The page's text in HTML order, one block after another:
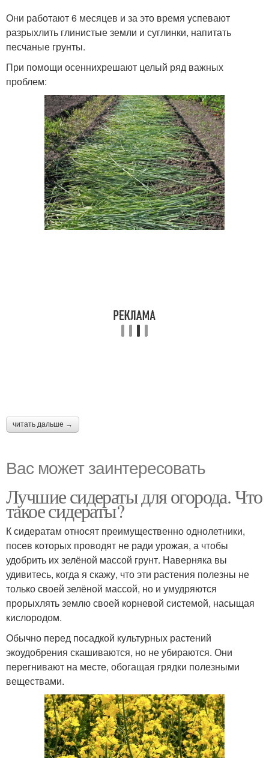
Они работают 6 месяцев и за это время успевают
разрыхлить глинистые земли и суглинки, напитать
песчаные грунты.
При помощи осеннихрешают целый ряд важных
проблем:
читать дальше →
Вас может заинтересовать
Лучшие сидераты для огорода. Что
такое сидераты?
К сидератам относят преимущественно однолетники,
посев которых проводят не ради урожая, а чтобы
удобрить их зелёной массой грунт. Наверняка вы
удивитесь, когда я скажу, что эти растения полезны не
только своей зелёной массой, но и умудряются
прорыхлять землю своей корневой системой, насыщая
кислородом.
Обычно перед посадкой культурных растений
экоудобрения скашиваются, но не убираются. Они
перегнивают на месте, обогащая грядки полезными
веществами.